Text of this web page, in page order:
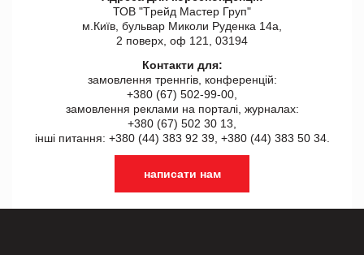
ТОВ "Tрейд Мастер Груп"
м.Київ, бульвар Миколи Руденка 14а,
2 поверх, оф 121, 03194
Контакти для:
замовлення треннгів, конференцій:
+380 (67) 502-99-00,
замовлення реклами на порталі, журналах:
+380 (67) 502 30 13,
інші питання: +380 (44) 383 92 39, +380 (44) 383 50 34.
написати нам